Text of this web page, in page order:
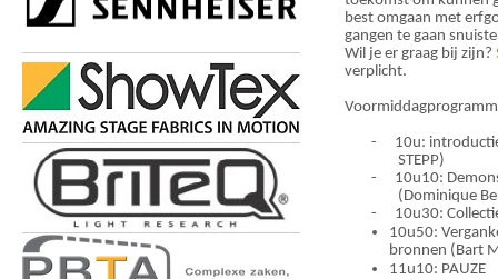
best omgaan met
gangen te gaan
Wil je er graag bij zijn?
verplicht.
-
10u:
STEPP)
-
10u10:
(Dominique
-
10u30:
10u50:
bronnen (Bart
11u10: PAUZE